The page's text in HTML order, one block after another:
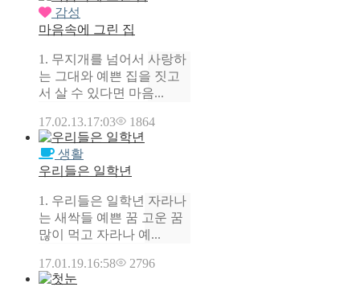
감성
마음속에 그린 집
1. 무지개를 넘어서 사랑하
는 그대와 예쁜 집을 짓고
서 살 수 있다면 마음...
17.02.13.17:03 1864
생활
우리들은 일학년
1. 우리들은 일학년 자라나
는 새싹들 예쁜 꿈 고운 꿈
많이 먹고 자라나 예...
17.01.19.16:58 2796